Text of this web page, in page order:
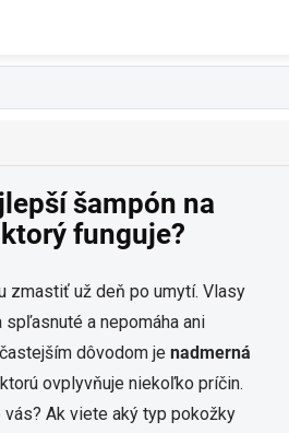
šampón na
funguje?
zmastiť už deň po umytí. Vlasy
a nepomáha ani
dôvodom je nadmerná
ovplyvňuje niekoľko príčin.
vás? Ak viete aký typ pokožky